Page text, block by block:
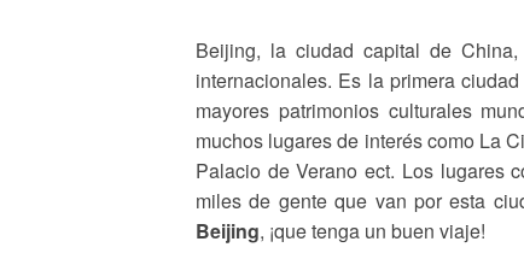
Beijing, la ciudad capital de
internacionales. Es la primera
mayores patrimonios culturales
muchos lugares de interés como La
Palacio de Verano ect. Los lugares
miles de gente que van por esta
Beijing, ¡que tenga un buen viaje!